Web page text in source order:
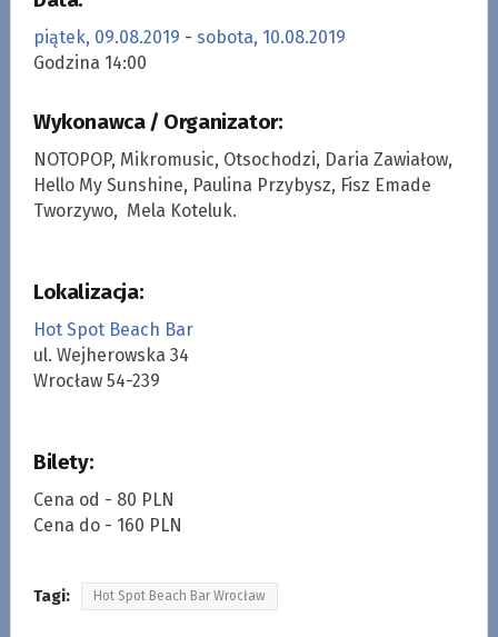
piątek, 09.08.2019 - sobota, 10.08.2019
Godzina 14:00
Wykonawca / Organizator:
NOTOPOP, Mikromusic, Otsochodzi, Daria Zawiałow,
Hello My Sunshine, Paulina Przybysz, Fisz Emade
Tworzywo, Mela Koteluk.
Lokalizacja:
Hot Spot Beach Bar
ul. Wejherowska 34
Wrocław 54-239
Bilety:
Cena od - 80 PLN
Cena do - 160 PLN
Tagi: Hot Spot Beach Bar Wrocław